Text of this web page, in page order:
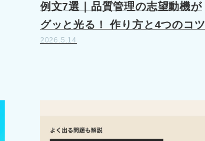
例文7選｜品質管理の志望動機が
グッと光る！ 作り方と4つのコツ
2026.5.14